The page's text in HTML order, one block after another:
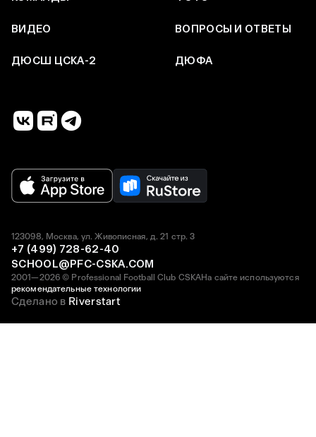
ВИДЕО ВОПРОСЫ И ОТВЕТЫ
ДЮСШ ЦСКА-2 ДЮФА
2001—2026 © Professional Football Club CSKAНа сайте используются
рекомендательные технологии
123098, Москва, ул. Живописная, д. 21 стр. 3
+7 (499) 728-62-40
SCHOOL@PFC-CSKA.COM
Сделано в Riverstart